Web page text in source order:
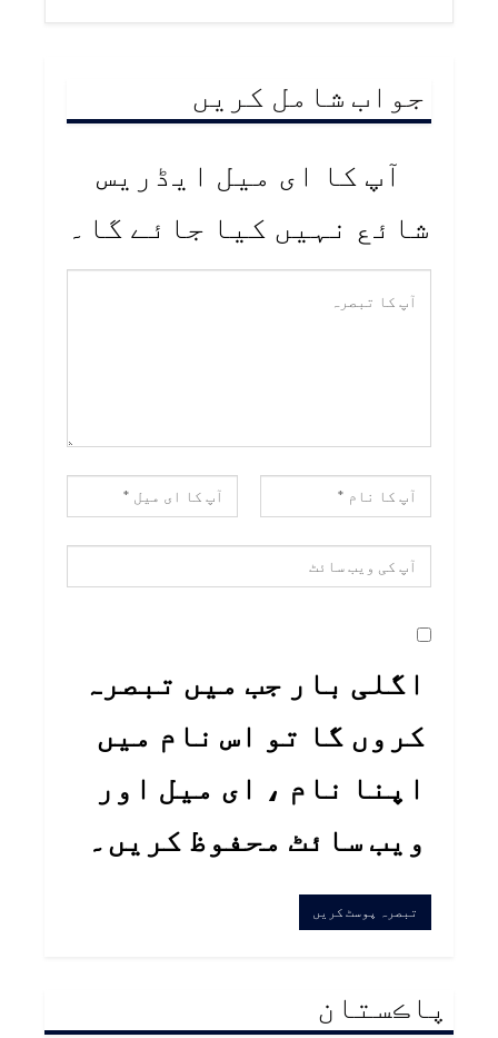
جواب شامل کریں
آپ کا ای میل ایڈریس
شائع نہیں کیا جائے گا۔
اگلی بار جب میں تبصرہ
کروں گا تو اس نام میں
اپنا نام ، ای میل اور
ویب سائٹ محفوظ کریں۔
پاڪستان